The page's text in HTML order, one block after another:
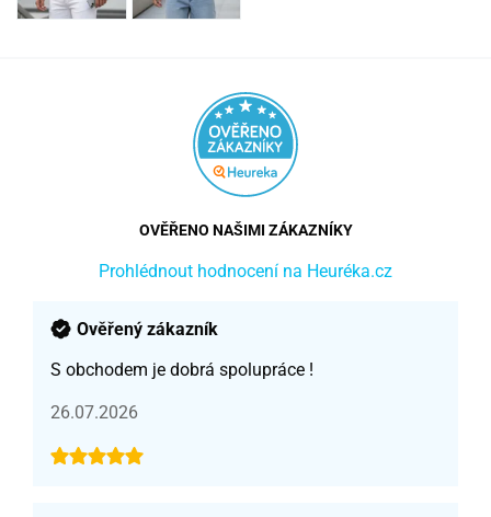
OVĚŘENO NAŠIMI ZÁKAZNÍKY
Prohlédnout hodnocení na Heuréka.cz
Ověřený zákazník
S obchodem je dobrá spolupráce !
26.07.2026